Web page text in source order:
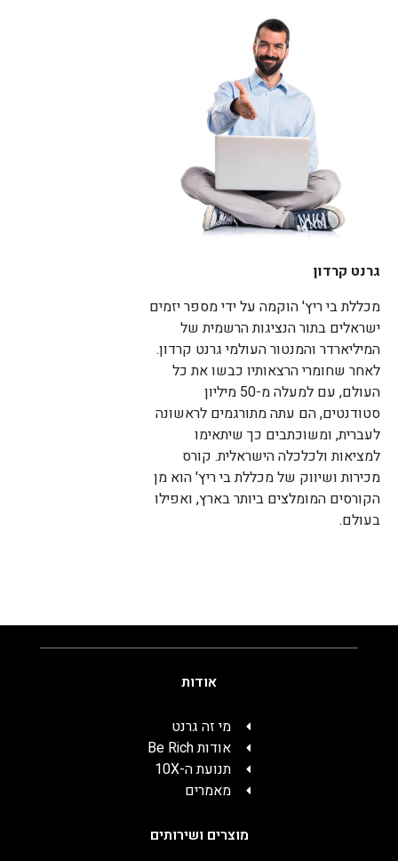
גרנט קרדון
מכללת בי ריץ' הוקמה על ידי מספר יזמים
ישראלים בתור הנציגות הרשמית של
המיליארדר והמנטור העולמי גרנט קרדון.
לאחר שחומרי הרצאותיו כבשו את כל
העולם, עם למעלה מ-50 מיליון
סטודנטים, הם עתה מתורגמים לראשונה
לעברית, ומשוכתבים כך שיתאימו
למציאות ולכלכלה הישראלית. קורס
מכירות ושיווק של מכללת בי ריץ' הוא מן
הקורסים המומלצים ביותר בארץ, ואפילו
בעולם.
אודות
מי זה גרנט
אודות Be Rich
תנועת ה-10X
מאמרים
מוצרים ושירותים